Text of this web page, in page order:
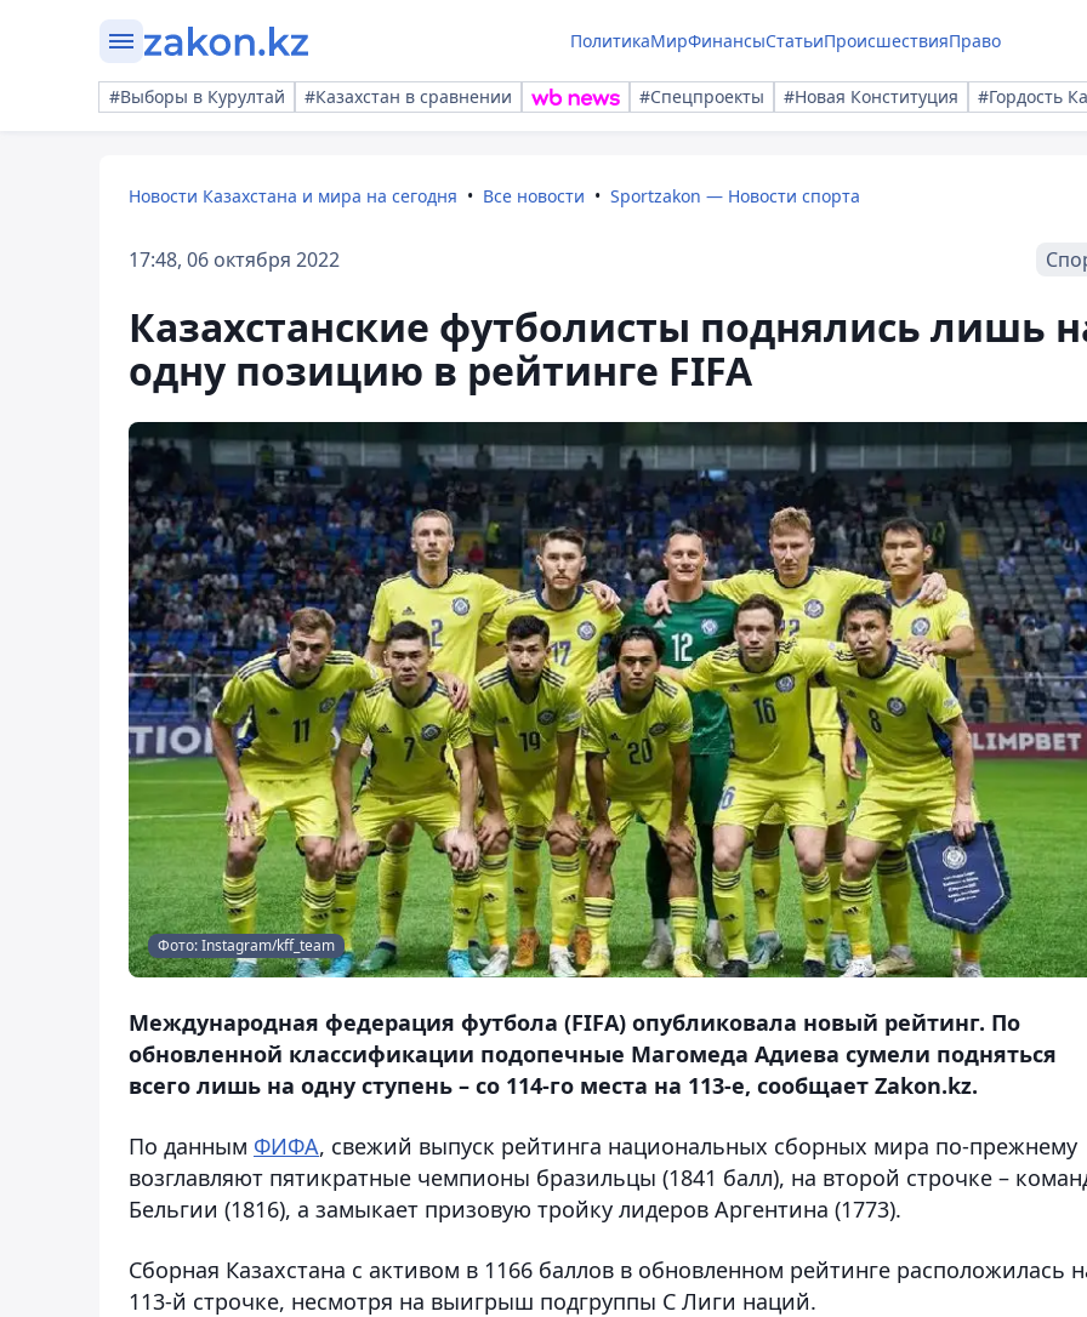
ПолитикаМирФинансыСтатьиПроисшествияПраво
#Выборы в Курултай #Казахстан в сравнении #Спецпроекты #Новая Конституция #Гордость
Новости Казахстана и мира на сегодня Все новости Sportzakon — Новости спорта
17:48, 06 октября 2022
Казахстанские футболисты поднялись лишь
одну позицию в рейтинге FIFA
Фото: Instagram/kff_team
Международная федерация футбола (FIFA) опубликовала новый рейтинг. По
обновленной классификации подопечные Магомеда Адиева сумели подняться
всего лишь на одну ступень – cо 114-го места на 113-е, сообщает Zakon.kz.
По данным ФИФА, свежий выпуск рейтинга национальных сборных мира по-прежнему
возглавляют пятикратные чемпионы бразильцы (1841 балл), на второй строчке –
Бельгии (1816), а замыкает призовую тройку лидеров Аргентина (1773).
Сборная Казахстана с активом в 1166 баллов в обновленном рейтинге расположилась
113-й строчке, несмотря на выигрыш подгруппы С Лиги наций.